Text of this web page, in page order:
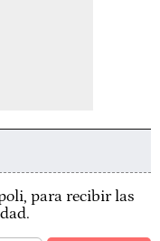
para recibir las